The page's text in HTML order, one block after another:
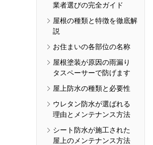
業者選びの完全ガイド
屋根の種類と特徴を徹底解
説
お住まいの各部位の名称
屋根塗装が原因の雨漏り
タスペーサーで防げます
屋上防水の種類と必要性
ウレタン防水が選ばれる
理由とメンテナンス方法
シート防水が施工された
屋上のメンテナンス方法